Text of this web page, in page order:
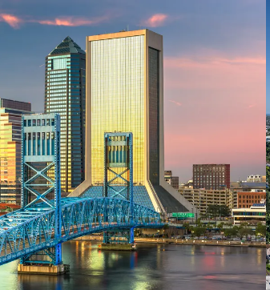
über Cookies ein verbessertes
Über „anpassen” können Sie Ihre
gespeichert.